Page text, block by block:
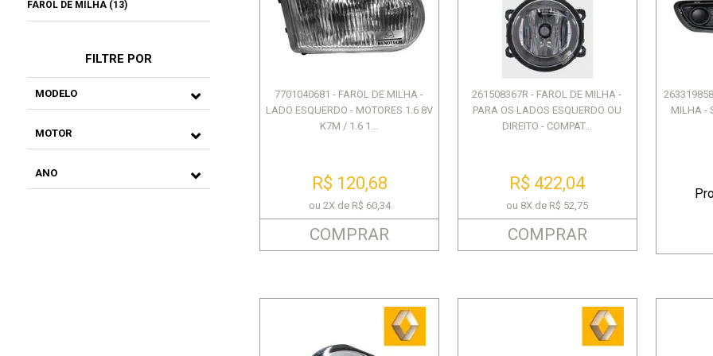
RECEPTOR CONVERSOR PARA2013 EM DIANTE MASTER
R$ 333,73
ou 6X de R$ 55,62
CLIO II / TWINGO /...
R$ 74,17
FILTRE POR
MODELO
MOTOR
ANO
FAROL DE MILHA (13)
7701040681 - FAROL DE MILHA -
LADO ESQUERDO - MOTORES 1.6 8V
K7M / 1.6 1...
R$ 120,68
ou 2X de R$ 60,34
COMPRAR
261508367R - FAROL DE MILHA -
PARA OS LADOS ESQUERDO OU
DIREITO - COMPAT...
R$ 422,04
ou 8X de R$ 52,75
COMPRAR
MILHA -